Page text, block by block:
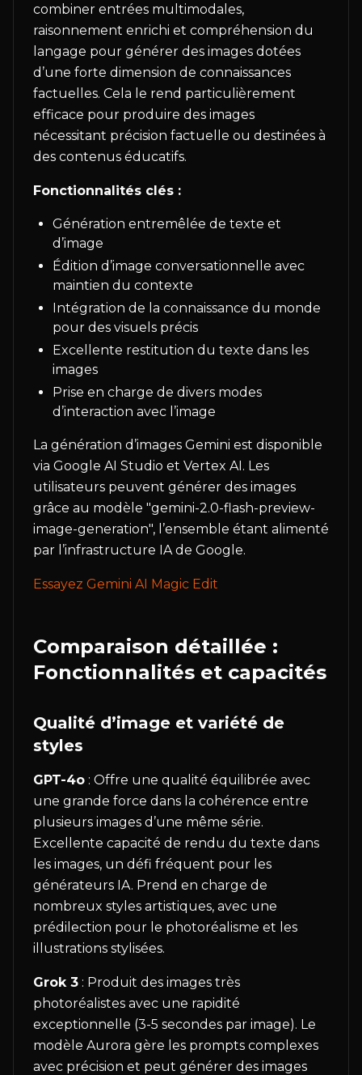
combiner entrées multimodales,
raisonnement enrichi et compréhension du
langage pour générer des images dotées
d’une forte dimension de connaissances
factuelles. Cela le rend particulièrement
efficace pour produire des images
nécessitant précision factuelle ou destinées à
des contenus éducatifs.
Fonctionnalités clés :
Génération entremêlée de texte et
d’image
Édition d’image conversationnelle avec
maintien du contexte
Intégration de la connaissance du monde
pour des visuels précis
Excellente restitution du texte dans les
images
Prise en charge de divers modes
d’interaction avec l’image
La génération d’images Gemini est disponible
via Google AI Studio et Vertex AI. Les
utilisateurs peuvent générer des images
grâce au modèle "gemini-2.0-flash-preview-
image-generation", l’ensemble étant alimenté
par l’infrastructure IA de Google.
Essayez Gemini AI Magic Edit
Comparaison détaillée :
Fonctionnalités et capacités
Qualité d’image et variété de
styles
GPT-4o : Offre une qualité équilibrée avec
une grande force dans la cohérence entre
plusieurs images d’une même série.
Excellente capacité de rendu du texte dans
les images, un défi fréquent pour les
générateurs IA. Prend en charge de
nombreux styles artistiques, avec une
prédilection pour le photoréalisme et les
illustrations stylisées.
Grok 3 : Produit des images très
photoréalistes avec une rapidité
exceptionnelle (3-5 secondes par image). Le
modèle Aurora gère les prompts complexes
avec précision et peut générer des images